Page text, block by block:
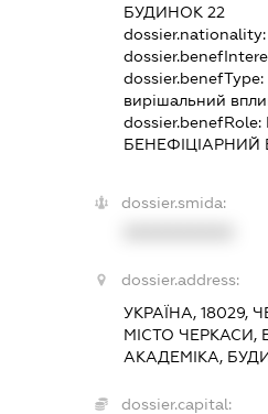
БУДИНОК 22
dossier.nationality:
dossier.benefType:
вирішальний
dossier.benefRole:
БЕНЕФІЦІАРНИЙ
dossier.smida:
dossier.address:
УКРАЇНА, 18029,
МІСТО ЧЕРКАСИ,
АКАДЕМІКА,
dossier.capital: